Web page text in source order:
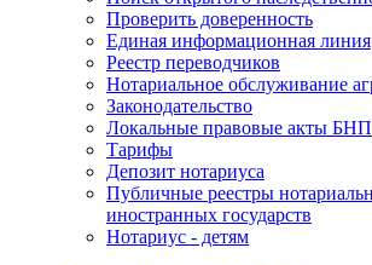
Проверить доверенность
Единая информационная линия
Реестр переводчиков
Нотариальное обслуживание
Законодательство
Локальные правовые акты БНП
Тарифы
Депозит нотариуса
Публичные реестры
иностранных государств
Нотариус - детям